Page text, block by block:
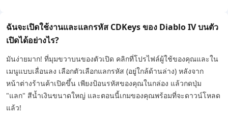
ฉันจะเปิดใช้งานและแลกรหัส CDKeys ของ Diablo IV บนตัว
เปิดได้อย่างไร?
มันง่ายมาก! ที่มุมขวาบนของตัวเปิด คลิกที่โปรไฟล์ผู้ใช้ของคุณและใน
เมนูแบบเลื่อนลง เลือกตัวเลือกแลกรหัส (อยู่ใกล้ด้านล่าง) หลังจาก
หน้าต่างร้านค้าเปิดขึ้น เพียงป้อนรหัสของคุณในกล่อง แล้วกดปุ่ม
"แลก" สีน้ำเงินขนาดใหญ่ และตอนนี้เกมของคุณพร้อมที่จะดาวน์โหลด
แล้ว!